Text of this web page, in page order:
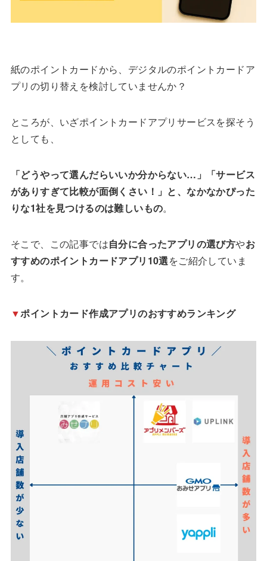
紙のポイントカードから、デジタルのポイントカードア
プリの切り替えを検討していませんか？
ところが、いざポイントカードアプリサービスを探そう
としても、
「どうやって選んだらいいか分からない…」「サービス
がありすぎて比較が面倒くさい！」と、なかなかぴった
りな1社を見つけるのは難しいもの。
そこで、この記事では自分に合ったアプリの選び方やお
すすめのポイントカードアプリ10選をご紹介していま
す。
▼ポイントカード作成アプリのおすすめランキング